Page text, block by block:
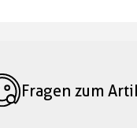
Fragen zum